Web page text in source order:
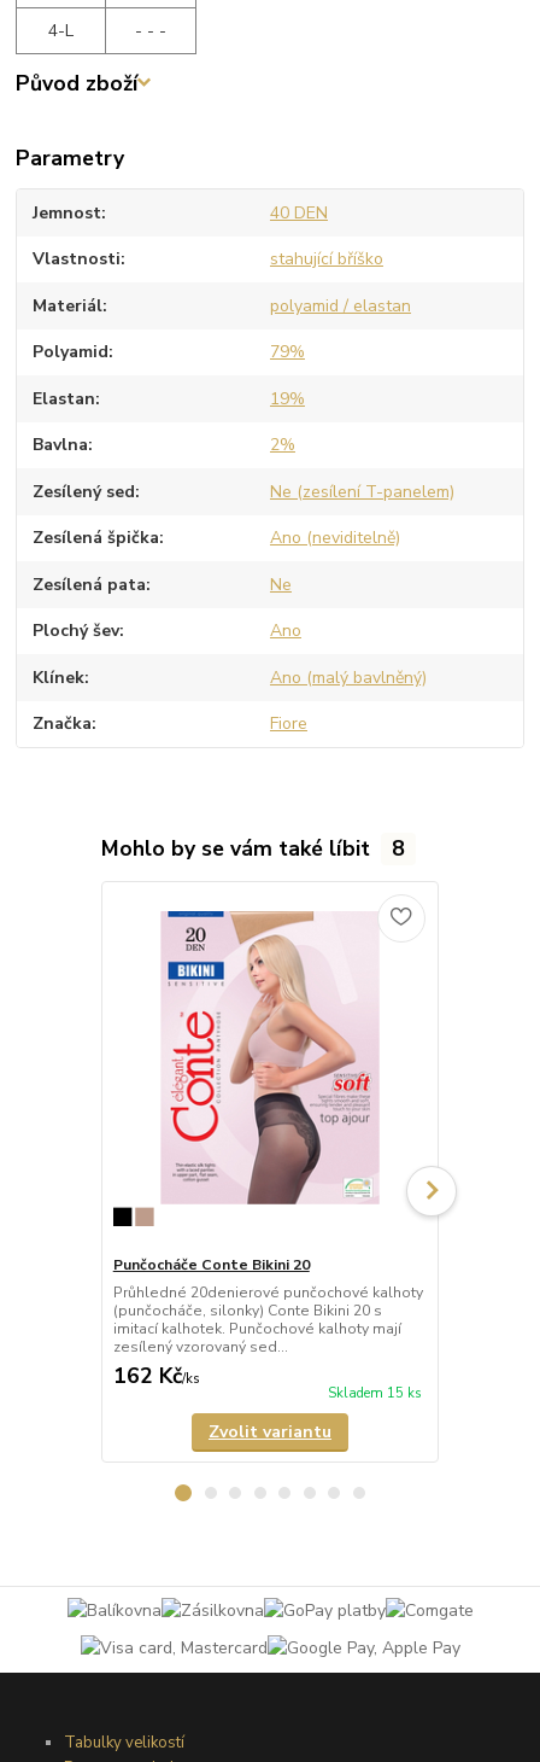
4-L
- - -
Původ zboží
Parametry
Jemnost 40 DEN
Vlastnosti stahující bříško
Materiál polyamid / elastan
Polyamid 79%
Elastan 19%
Bavlna 2%
Zesílený sed Ne (zesílení T-panelem)
Zesílená špička Ano (neviditelně)
Zesílená pata Ne
Plochý šev Ano
Klínek Ano (malý bavlněný)
Značka Fiore
Mohlo by se vám také líbit 8
Punčocháče Conte Bikini 20
Průhledné 20denierové punčochové kalhoty
(punčocháče, silonky) Conte Bikini 20 s
imitací kalhotek. Punčochové kalhoty mají
zesílený vzorovaný sed...
162 Kč/ks
Skladem 15 ks
Zvolit variantu
Tabulky velikostí